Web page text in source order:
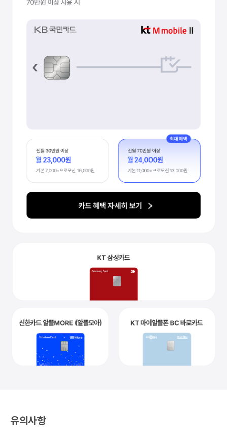
제휴카드로 통신비 할인받기
KB국민 kt M mobile Ⅱ 카드
기본 7,000+프로모션 16,000원
기본 11,000+프로모션 13,000원
KT 마이알뜰폰 BC 바로카드
유의사항